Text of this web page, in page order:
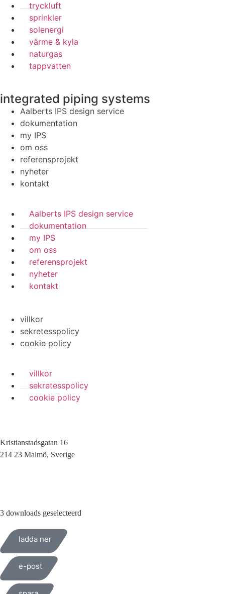
tryckluft
sprinkler
solenergi
värme & kyla
naturgas
tappvatten
integrated piping systems
Aalberts IPS design service
dokumentation
my IPS
om oss
referensprojekt
nyheter
kontakt
Aalberts IPS design service
dokumentation
my IPS
om oss
referensprojekt
nyheter
kontakt
villkor
sekretesspolicy
cookie policy
villkor
sekretesspolicy
cookie policy
Kristianstadsgatan 16
214 23 Malmö, Sverige
3 downloads geselecteerd
ladda ner
e-post